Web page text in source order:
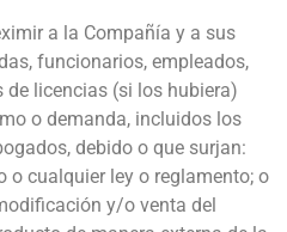
a la Compañía y a sus
funcionarios, empleados,
de licencias (si los hubiera)
o demanda, incluidos los
debido o que surjan:
o cualquier ley o reglamento; o
y/o venta del